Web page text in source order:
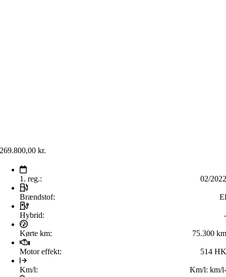
269.800,00kr.
1. reg.: 02/2022
Brændstof: El
Hybrid: -
Kørte km: 75.300 km
Motor effekt: 514 HK
Km/l: Km/l: -
km/l